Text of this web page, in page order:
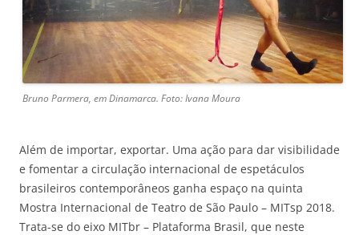
Bruno Parmera, em Dinamarca. Foto: Ivana Moura
Além de importar, exportar. Uma ação para dar visibilidade
e fomentar a circulação internacional de espetáculos
brasileiros contemporâneos ganha espaço na quinta
Mostra Internacional de Teatro de São Paulo – MITsp 2018.
Trata-se do eixo MITbr – Plataforma Brasil, que neste